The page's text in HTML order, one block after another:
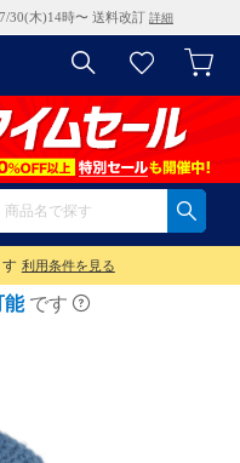
30(木)14時〜 送料改訂 詳細
利用条件を見る
能 です